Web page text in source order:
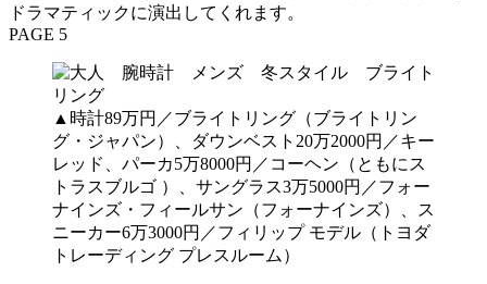
ドラマティックに演出してくれます。
PAGE 5
▲時計89万円／ブライトリング（ブライトリン
グ・ジャパン）、ダウンベスト20万2000円／キー
レッド、パーカ5万8000円／コーヘン（ともにス
トラスブルゴ ）、サングラス3万5000円／フォー
ナインズ・フィールサン（フォーナインズ）、ス
ニーカー6万3000円／フィリップ モデル（トヨダ
トレーディング プレスルーム）